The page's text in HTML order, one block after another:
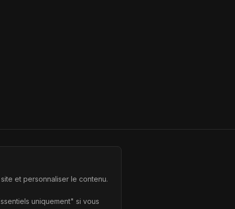
et personnaliser le contenu.
uniquement" si vous